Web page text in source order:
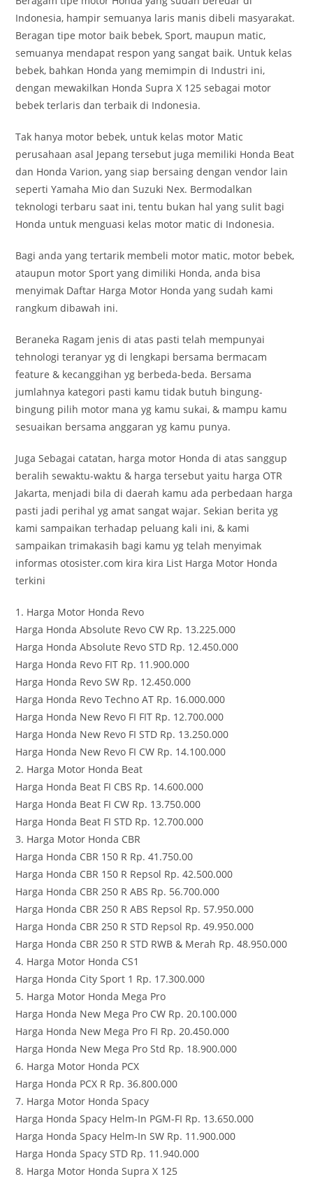
Indonesia, hampir semuanya laris manis dibeli masyarakat.
Beragan tipe motor baik bebek, Sport, maupun matic,
semuanya mendapat respon yang sangat baik. Untuk kelas
bebek, bahkan Honda yang memimpin di Industri ini,
dengan mewakilkan Honda Supra X 125 sebagai motor
bebek terlaris dan terbaik di Indonesia.
Tak hanya motor bebek, untuk kelas motor Matic
perusahaan asal Jepang tersebut juga memiliki Honda Beat
dan Honda Varion, yang siap bersaing dengan vendor lain
seperti Yamaha Mio dan Suzuki Nex. Bermodalkan
teknologi terbaru saat ini, tentu bukan hal yang sulit bagi
Honda untuk menguasi kelas motor matic di Indonesia.
Bagi anda yang tertarik membeli motor matic, motor bebek,
ataupun motor Sport yang dimiliki Honda, anda bisa
menyimak Daftar Harga Motor Honda yang sudah kami
rangkum dibawah ini.
Beraneka Ragam jenis di atas pasti telah mempunyai
tehnologi teranyar yg di lengkapi bersama bermacam
feature & kecanggihan yg berbeda-beda. Bersama
jumlahnya kategori pasti kamu tidak butuh bingung-
bingung pilih motor mana yg kamu sukai, & mampu kamu
sesuaikan bersama anggaran yg kamu punya.
Juga Sebagai catatan, harga motor Honda di atas sanggup
beralih sewaktu-waktu & harga tersebut yaitu harga OTR
Jakarta, menjadi bila di daerah kamu ada perbedaan harga
pasti jadi perihal yg amat sangat wajar. Sekian berita yg
kami sampaikan terhadap peluang kali ini, & kami
sampaikan trimakasih bagi kamu yg telah menyimak
informas otosister.com kira kira List Harga Motor Honda
terkini
1. Harga Motor Honda Revo
Harga Honda Absolute Revo CW Rp. 13.225.000
Harga Honda Absolute Revo STD Rp. 12.450.000
Harga Honda Revo FIT Rp. 11.900.000
Harga Honda Revo SW Rp. 12.450.000
Harga Honda Revo Techno AT Rp. 16.000.000
Harga Honda New Revo FI FIT Rp. 12.700.000
Harga Honda New Revo FI STD Rp. 13.250.000
Harga Honda New Revo FI CW Rp. 14.100.000
2. Harga Motor Honda Beat
Harga Honda Beat FI CBS Rp. 14.600.000
Harga Honda Beat FI CW Rp. 13.750.000
Harga Honda Beat FI STD Rp. 12.700.000
3. Harga Motor Honda CBR
Harga Honda CBR 150 R Rp. 41.750.00
Harga Honda CBR 150 R Repsol Rp. 42.500.000
Harga Honda CBR 250 R ABS Rp. 56.700.000
Harga Honda CBR 250 R ABS Repsol Rp. 57.950.000
Harga Honda CBR 250 R STD Repsol Rp. 49.950.000
Harga Honda CBR 250 R STD RWB & Merah Rp. 48.950.000
4. Harga Motor Honda CS1
Harga Honda City Sport 1 Rp. 17.300.000
5. Harga Motor Honda Mega Pro
Harga Honda New Mega Pro CW Rp. 20.100.000
Harga Honda New Mega Pro FI Rp. 20.450.000
Harga Honda New Mega Pro Std Rp. 18.900.000
6. Harga Motor Honda PCX
Harga Honda PCX R Rp. 36.800.000
7. Harga Motor Honda Spacy
Harga Honda Spacy Helm-In PGM-FI Rp. 13.650.000
Harga Honda Spacy Helm-In SW Rp. 11.900.000
Harga Honda Spacy STD Rp. 11.940.000
8. Harga Motor Honda Supra X 125